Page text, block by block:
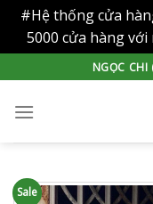
#Hệ thống cửa
5000 cửa hàng
to
content
NGỌC
Sale